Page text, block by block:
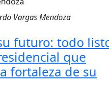
Vargas Mendoza
futuro: todo
que
fortaleza de su